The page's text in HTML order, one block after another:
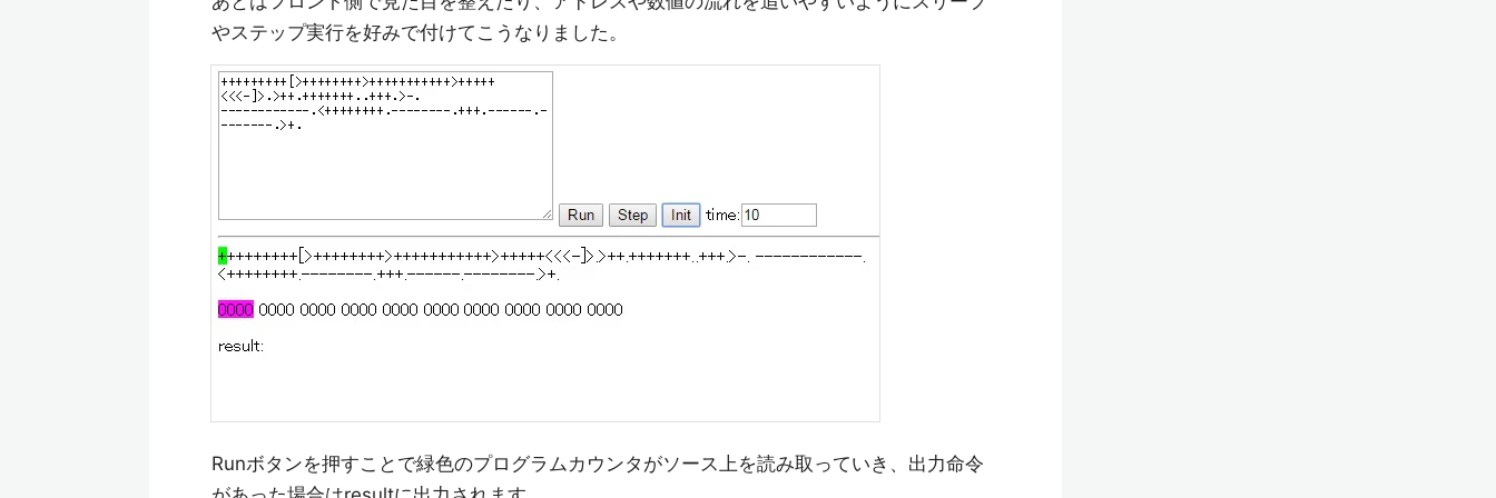
やステップ実行を好みで付けてこうなりました。
Runボタンを押すことで緑色のプログラムカウンタがソース上を読み取っていき、出力命令